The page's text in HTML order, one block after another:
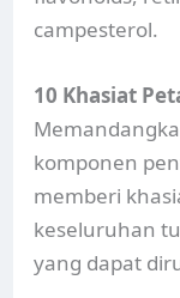
campesterol.
10 Khasiat
komponen
memberi
keseluruhan
yang dapat